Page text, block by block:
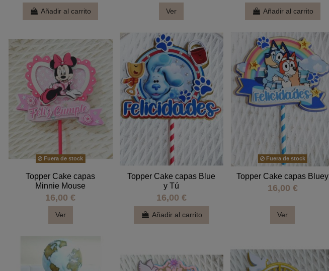
Añadir al carrito Ver Añadir al carrito
Fuera de stock
Topper Cake capas
Minnie Mouse
16,00 €
Ver
Topper Cake capas Blue
y Tú
16,00 €
Añadir al carrito
Fuera de stock
Topper Cake capas Bluey
16,00 €
Ver